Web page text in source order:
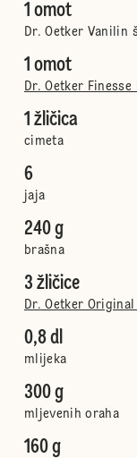
1 omot
Dr. Oetker Vanilin
1 omot
Dr. Oetker
1 žličica
cimeta
6
jaja
240 g
brašna
3 žličice
Dr. Oetker
0,8 dl
mlijeka
300 g
mljevenih oraha
160 g